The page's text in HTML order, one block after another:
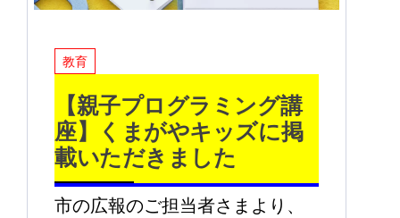
教育
【親子プログラミング講
座】くまがやキッズに掲
載いただきました
市の広報のご担当者さまより、